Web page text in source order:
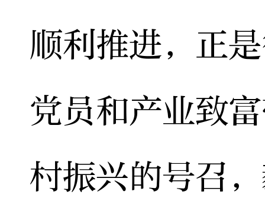
顺利推进，正
党员和产业致
村振兴的号召